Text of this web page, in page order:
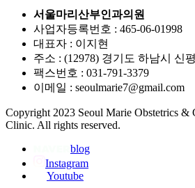
서울마리산부인과의원
사업자등록번호 : 465-06-01998
대표자 : 이지현
주소 : (12978) 경기도 하남시 신
팩스번호 : 031-791-3379
이메일 : seoulmarie7@gmail.com
Copyright 2023 Seoul Marie Obstetrics &
Clinic. All rights reserved.
blog
Instagram
Youtube